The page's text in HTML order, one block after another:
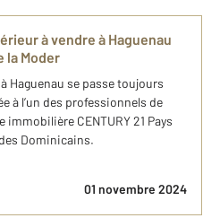
à vendre à Haguenau
la Moder
Haguenau se passe toujours
à l’un des professionnels de
immobilière CENTURY 21 Pays
Dominicains.
01 novembre 2024